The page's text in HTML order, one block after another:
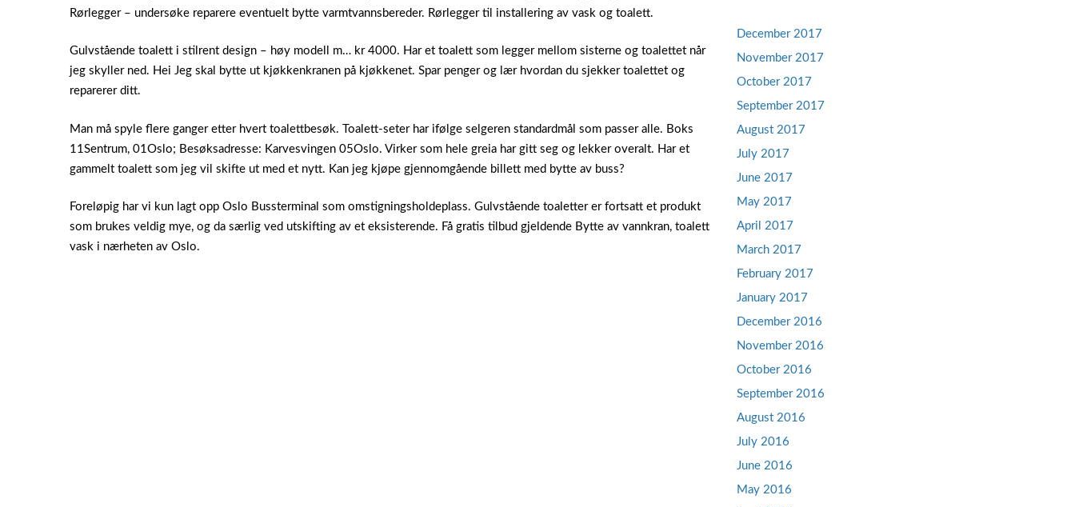
Rørlegger – undersøke reparere eventuelt bytte varmtvannsbereder. Rørlegger til installering av vask og toalett.
Gulvstående toalett i stilrent design – høy modell m… kr 4000. Har et toalett som legger mellom sisterne og toalettet når
jeg skyller ned. Hei Jeg skal bytte ut kjøkkenkranen på kjøkkenet. Spar penger og lær hvordan du sjekker toalettet og
reparerer ditt.
Man må spyle flere ganger etter hvert toalettbesøk. Toalett-seter har ifølge selgeren standardmål som passer alle. Boks
11Sentrum, 01Oslo; Besøksadresse: Karvesvingen 05Oslo. Virker som hele greia har gitt seg og lekker overalt. Har et
gammelt toalett som jeg vil skifte ut med et nytt. Kan jeg kjøpe gjennomgående billett med bytte av buss?
Foreløpig har vi kun lagt opp Oslo Bussterminal som omstigningsholdeplass. Gulvstående toaletter er fortsatt et produkt
som brukes veldig mye, og da særlig ved utskifting av et eksisterende. Få gratis tilbud gjeldende Bytte av vannkran, toalett
vask i nærheten av Oslo.
December 2017
November 2017
October 2017
September 2017
August 2017
July 2017
June 2017
May 2017
April 2017
March 2017
February 2017
January 2017
December 2016
November 2016
October 2016
September 2016
August 2016
July 2016
June 2016
May 2016